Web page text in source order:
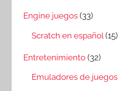
Engine juegos (33)
Scratch en español(15)
Entretenimiento (32)
Emuladores de juegos